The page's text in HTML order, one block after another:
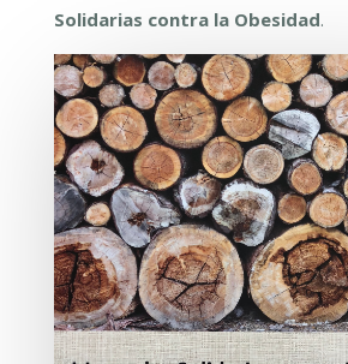
Solidarias contra la Obesidad.